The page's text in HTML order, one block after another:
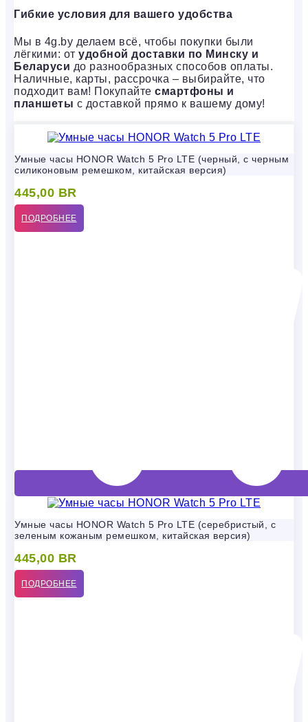
Гибкие условия для вашего удобства
Мы в 4g.by делаем всё, чтобы покупки были
лёгкими: от удобной доставки по Минску и
Беларуси до разнообразных способов оплаты.
Наличные, карты, рассрочка – выбирайте, что
подходит вам! Покупайте смартфоны и
планшеты с доставкой прямо к вашему дому!
Умные часы HONOR Watch 5 Pro LTE (черный, с черным
силиконовым ремешком, китайская версия)
445,00 BR
ПОДРОБНЕЕ
Умные часы HONOR Watch 5 Pro LTE (серебристый, с
зеленым кожаным ремешком, китайская версия)
445,00 BR
ПОДРОБНЕЕ